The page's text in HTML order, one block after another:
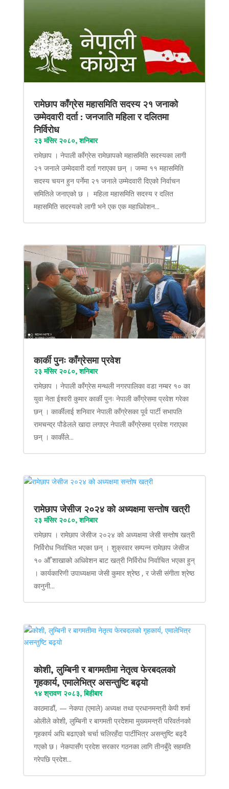
रामेछाप काँग्रेस महासमिति सदस्य २१ जनाको
उम्मेदवारी दर्ता : जनजाति महिला र दलितमा
निर्विरोध
२३ मंसिर २०८०, शनिबार
रामेछाप । नेपाली काँग्रेस रामेछापको महासमिति सदस्यका लागी
२१ जनाले उम्मेदवारी दर्ता गराएका छन् । जम्मा ११ महासमिति
सदस्य चयन हुन पर्नेमा २१ जनाले उम्मेदवारी दिएको निर्वाचन
समितिले जनाएको छ । महिला महासमिति सदस्य र दलित
महासमिति सदस्यको लागी भने एक एक महाधिवेशन...
कार्की पुनः काँग्रेसमा प्रवेश
२३ मंसिर २०८०, शनिबार
रामेछाप । नेपाली काँग्रेस मन्थली नगरपालिका वडा नम्बर १० का
युवा नेता ईश्वरी कुमार कार्की पुनः नेपाली काँग्रेसमा प्रवेश गरेका
छन् । कार्कीलाई शनिवार नेपाली काँग्रेसका पूर्व पार्टी सभापति
रामचन्द्र पौडेलले खादा लगाएर नेपाली काँग्रेसमा प्रवेश गराएका
छन् । कार्कीले...
रामेछाप जेसीज २०२४ को अध्यक्षमा सन्तोष खत्री
२३ मंसिर २०८०, शनिबार
रामेछाप । रामेछाप जेसीज २०२४ को अध्यक्षमा जेसी सन्तोष खत्री
निर्विरोध निर्वाचित भएका छन् । शुक्रवार सम्पन्न रामेछाप जेसीज
१० औँ शाखाको अधिवेशन बाट खत्री निर्विरोध निर्वाचित भएका हुन्
। कार्यकारिणी उपाध्यक्षमा जेसी कुमार श्रेष्ठ , र जेसी संगीता श्रेष्ठ
कानुनी...
कोशी, लुम्बिनी र बागमतीमा नेतृत्व फेरबदलको
गृहकार्य, एमालेभित्र असन्तुष्टि बढ्यो
१४ श्रावण २०८३, बिहीबार
काठमाडौं, — नेकपा (एमाले) अध्यक्ष तथा प्रधानमन्त्री केपी शर्मा
ओलीले कोशी, लुम्बिनी र बागमती प्रदेशमा मुख्यमन्त्री परिवर्तनको
गृहकार्य अघि बढाएको चर्चा चलिरहँदा पार्टीभित्र असन्तुष्टि बढ्दै
गएको छ। नेकपासँग प्रदेश सरकार गठनका लागि तीनबुँदे सहमति
गरेपछि प्रदेश...